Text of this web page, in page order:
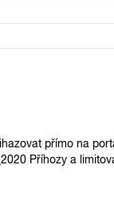
přímo na
Příhozy a